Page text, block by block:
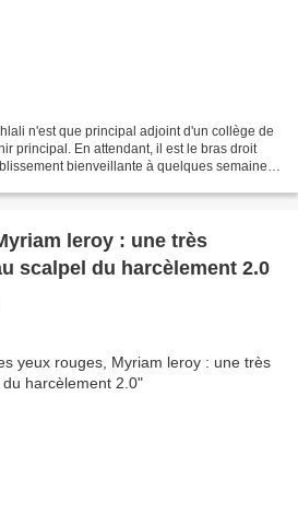
n'est que principal adjoint d'un collège de
principal. En attendant, il est le bras droit
bienveillante à quelques semaines
leroy : une très
scalpel du harcèlement 2.0